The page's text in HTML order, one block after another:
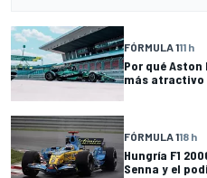
FÓRMULA 111 h
Por qué
más atractivo
FÓRMULA 118 h
Hungría F1
Senna y el